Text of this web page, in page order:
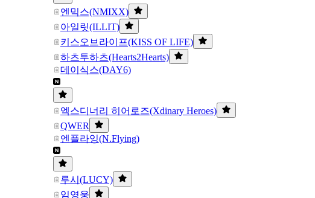
엔믹스(NMIXX)
아일릿(ILLIT)
키스오브라이프(KISS OF LIFE)
하츠투하츠(Hearts2Hearts)
데이식스(DAY6)
엑스디너리 히어로즈(Xdinary Heroes)
QWER
엔플라잉(N.Flying)
루시(LUCY)
임영웅